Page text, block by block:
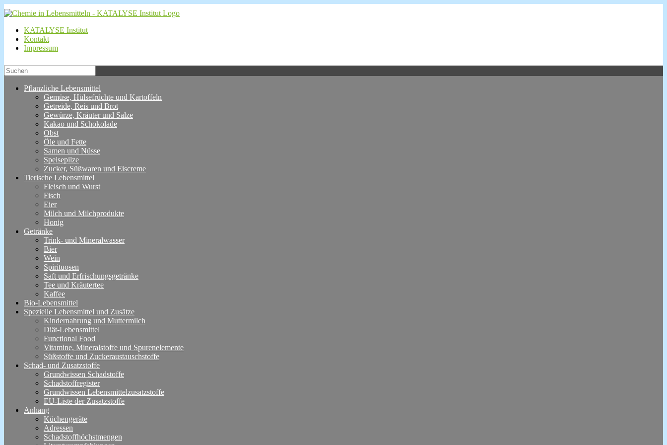
KATALYSE Institut
Kontakt
Impressum
Pflanzliche Lebensmittel
Gemüse, Hülsefrüchte und Kartoffeln
Getreide, Reis und Brot
Gewürze, Kräuter und Salze
Kakao und Schokolade
Obst
Öle und Fette
Samen und Nüsse
Speisepilze
Zucker, Süßwaren und Eiscreme
Tierische Lebensmittel
Fleisch und Wurst
Fisch
Eier
Milch und Milchprodukte
Honig
Getränke
Trink- und Mineralwasser
Bier
Wein
Spirituosen
Saft und Erfrischungsgetränke
Tee und Kräutertee
Kaffee
Bio-Lebensmittel
Spezielle Lebensmittel und Zusätze
Kindernahrung und Muttermilch
Diät-Lebensmittel
Functional Food
Vitamine, Mineralstoffe und Spurenelemente
Süßstoffe und Zuckeraustauschstoffe
Schad- und Zusatzstoffe
Grundwissen Schadstoffe
Schadstoffregister
Grundwissen Lebensmittelzusatzstoffe
EU-Liste der Zusatzstoffe
Anhang
Küchengeräte
Adressen
Schadstoffhöchstmengen